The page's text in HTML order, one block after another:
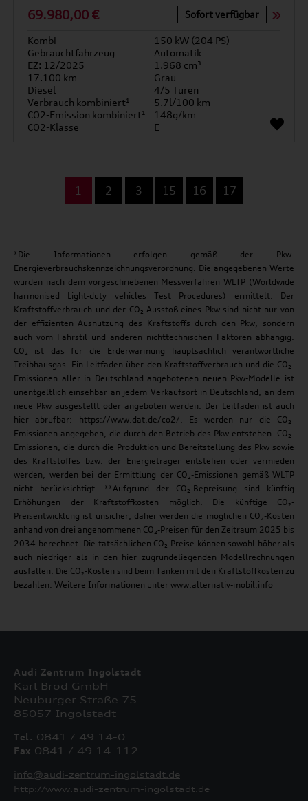
69.980,00 € Sofort verfügbar
Kombi
150 kW (204 PS)
Gebrauchtfahrzeug
Automatik
EZ: 12/2025
1.968 cm³
17.100 km
Grau
Diesel
4/5 Türen
Verbrauch kombiniert¹
5.7l/100 km
CO2-Emission kombiniert¹
148g/km
CO2-Klasse
E
1 2 3 15 16 17
*Die Informationen erfolgen gemäß der Pkw-
Energieverbrauchskennzeichnungsverordnung. Die angegebenen Werte
wurden nach dem vorgeschriebenen Messverfahren WLTP (Worldwide
harmonised Light-duty vehicles Test Procedures) ermittelt. Der
Kraftstoffverbrauch und der CO₂-Ausstoß eines Pkw sind nicht nur von
der effizienten Ausnutzung des Kraftstoffs durch den Pkw, sondern
auch vom Fahrstil und anderen nichttechnischen Faktoren abhängig.
CO₂ ist das für die Erderwärmung hauptsächlich verantwortliche
Treibhausgas. Ein Leitfaden über den Kraftstoffverbrauch und die CO₂-
Emissionen aller in Deutschland angebotenen neuen Pkw-Modelle ist
unentgeltlich einsehbar an jedem Verkaufsort in Deutschland, an dem
neue Pkw ausgestellt oder angeboten werden. Der Leitfaden ist auch
hier abrufbar: https://www.dat.de/co2/. Es werden nur die CO₂-
Emissionen angegeben, die durch den Betrieb des Pkw entstehen. CO₂-
Emissionen, die durch die Produktion und Bereitstellung des Pkw sowie
des Kraftstoffes bzw. der Energieträger entstehen oder vermieden
werden, werden bei der Ermittlung der CO₂-Emissionen gemäß WLTP
nicht berücksichtigt. **Aufgrund der CO₂-Bepreisung sind künftig
Erhöhungen der Kraftstoffkosten möglich. Die künftige CO₂-
Preisentwicklung ist unsicher, daher werden die möglichen CO₂-Kosten
anhand von drei angenommenen CO₂-Preisen für den Zeitraum 2025 bis
2034 berechnet. Die tatsächlichen CO₂-Preise können sowohl höher als
auch niedriger als in den hier zugrundeliegenden Modellrechnungen
ausfallen. Die CO₂-Kosten sind beim Tanken mit den Kraftstoffkosten zu
bezahlen. Weitere Informationen unter www.alternativ-mobil.info
Audi Zentrum Ingolstadt
Karl Brod GmbH
Neuburger Straße 75
85057 Ingolstadt
Tel. 0841 / 49 14-0
Fax 0841 / 49 14-112
info@audi-zentrum-ingolstadt.de
http://www.audi-zentrum-ingolstadt.de